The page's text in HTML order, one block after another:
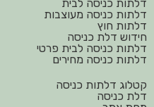
כניסה לבית
כניסה מעוצבות
חוץ
דלת כניסה
כניסה לבית פרטי
כניסה מחירים
דלתות כניסה
כניסה